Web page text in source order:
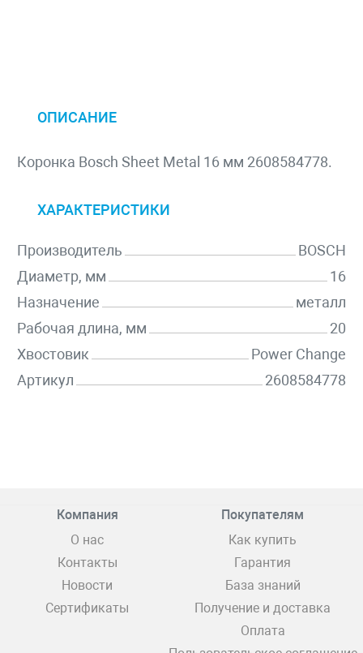
ОПИСАНИЕ
Коронка Bosch Sheet Metal 16 мм 2608584778.
ХАРАКТЕРИСТИКИ
Производитель
BOSCH
Диаметр, мм
16
Назначение
металл
Рабочая длина, мм
20
Хвостовик
Power Change
Артикул
2608584778
Компания
О нас
Контакты
Новости
Сертификаты
Покупателям
Как купить
Гарантия
База знаний
Получение и доставка
Оплата